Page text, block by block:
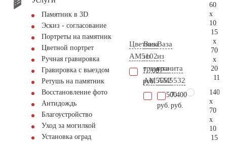
Памятник в 3D
Эскиз - согласование
Портреты на памятник
Цветной портрет
Ручная гравировка
Гравировка с выездом
Ретушь на памятник
Восстановление фото
Антидождь
Благоустройство
Уход за могилкой
Установка оград
Цветник
AM5102
7.700
руб.
Ваза
из
гранита
AM5552
12.500
руб.
Ваза
из
гранита
AM5532
7.400
руб.
60
x
10
15
x
70
x
20
140
x
70
x
10
15